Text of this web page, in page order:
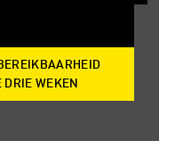
DRIE WEKEN